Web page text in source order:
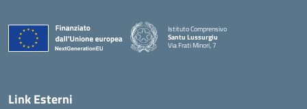
Istituto Comprensivo
Santu Lussurgiu
Via Frati Minori, 7
Link Esterni